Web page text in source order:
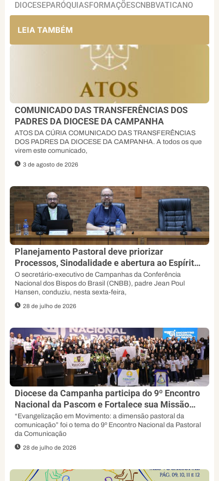
DIOCESEPARÓQUIASFORMAÇÕESCNBBVATICANO
LEIA TAMBÉM
COMUNICADO DAS TRANSFERÊNCIAS DOS
PADRES DA DIOCESE DA CAMPANHA
ATOS DA CÚRIA COMUNICADO DAS TRANSFERÊNCIAS
DOS PADRES DA DIOCESE DA CAMPANHA. A todos os que
virem este comunicado,
3 de agosto de 2026
Planejamento Pastoral deve priorizar
Processos, Sinodalidade e abertura ao Espírito,
orienta padre Jean Poul
O secretário-executivo de Campanhas da Conferência
Nacional dos Bispos do Brasil (CNBB), padre Jean Poul
Hansen, conduziu, nesta sexta-feira,
28 de julho de 2026
Diocese da Campanha participa do 9º Encontro
Nacional da Pascom e Fortalece sua Missão
Evangelizadora
“Evangelização em Movimento: a dimensão pastoral da
comunicação” foi o tema do 9º Encontro Nacional da Pastoral
da Comunicação
28 de julho de 2026